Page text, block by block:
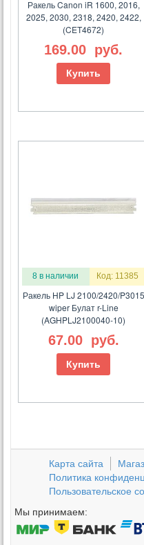
Ракель Canon iR 1600, 2016,
2025, 2030, 2318, 2420, 2422,
(CET4672)
169.00 руб.
Купить
8 в наличии Код: 11385
Ракель HP LJ 2100/2420/P3015
wiper Булат r-Line
(AGHPLJ2100040-10)
67.00 руб.
Купить
Карта сайта
Политика
Пользовательское
Мы принимаем: